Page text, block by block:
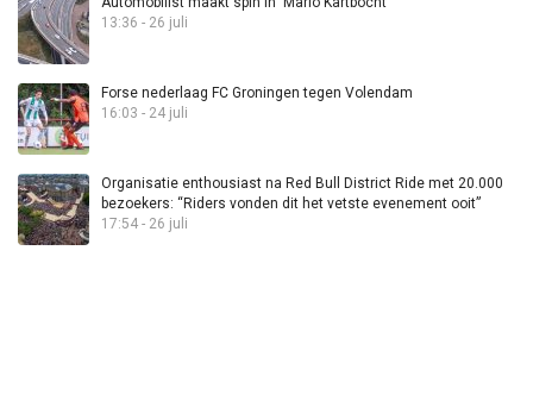
13:36 - 26 juli
Forse nederlaag FC Groningen tegen Volendam
16:03 - 24 juli
Organisatie enthousiast na Red Bull District Ride met 20.000
bezoekers: “Riders vonden dit het vetste evenement ooit”
17:54 - 26 juli